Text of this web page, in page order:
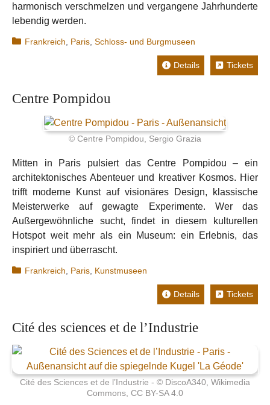
harmonisch verschmelzen und vergangene Jahrhunderte
lebendig werden.
Kategorien
Frankreich Paris ,Schloss- und Burgmuseen
Details Tickets
Centre Pompidou
© Centre Pompidou, Sergio Grazia
Mitten in Paris pulsiert das Centre Pompidou – ein
architektonisches Abenteuer und kreativer Kosmos. Hier
trifft moderne Kunst auf visionäres Design, klassische
Meisterwerke auf gewagte Experimente. Wer das
Außergewöhnliche sucht, findet in diesem kulturellen
Hotspot weit mehr als ein Museum: ein Erlebnis, das
inspiriert und überrascht.
Kategorien
Frankreich Paris Kunstmuseen
Details Tickets
Cité des sciences et de l’Industrie
Cité des Sciences et de l’Industrie - © DiscoA340, Wikimedia
Commons, CC BY-SA 4.0